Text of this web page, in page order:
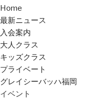
Home
最新ニュース
入会案内
大人クラス
キッズクラス
プライベート
グレイシーバッハ福岡
イベント